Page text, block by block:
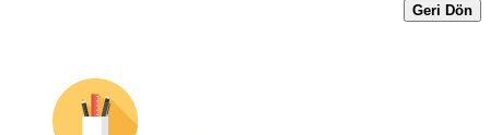
Geri Dön